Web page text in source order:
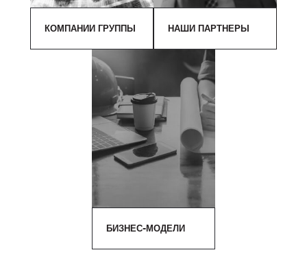
КОМПАНИИ ГРУППЫ НАШИ ПАРТНЕРЫ
БИЗНЕС-МОДЕЛИ